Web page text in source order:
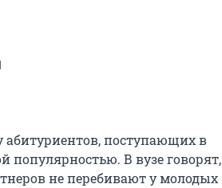
абитуриентов, поступающих в
популярностью. В вузе говорят,
не перебивают у молодых